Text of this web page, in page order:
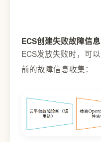
ECS创建失败故障信
ECS发放失败时，可
前的故障信息收集：